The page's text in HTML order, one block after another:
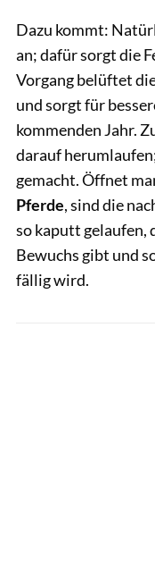
Dazu kommt:
an; dafür sorgt die
Vorgang belüftet
und sorgt für
kommenden Jahr.
darauf
gemacht. Öffnet
Pferde, sind die
so kaputt gelaufen,
Bewuchs gibt und
fällig wird.